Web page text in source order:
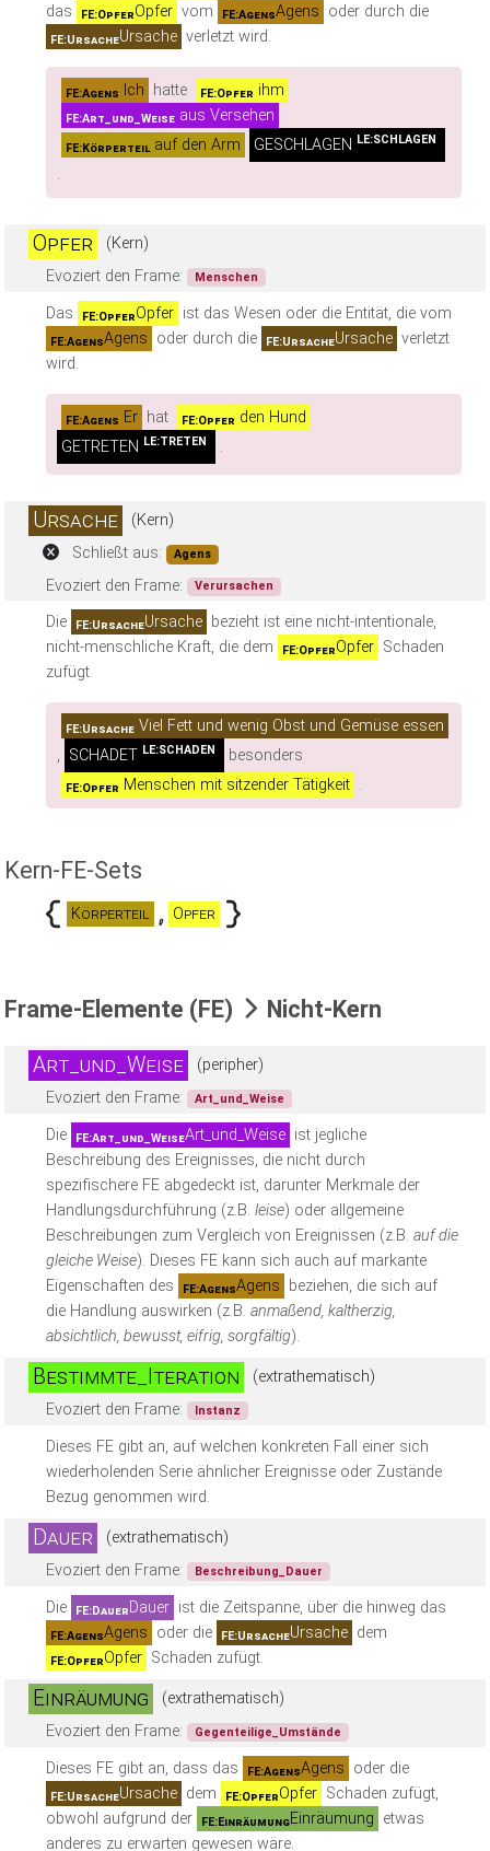
das
FE:OpferOpfer vom FE:AgensAgens oder durch die
FE:UrsacheUrsache verletzt wird.
FE:Agens Ich hatte FE:Opfer ihm
FE:Art_und_Weise aus Versehen
FE:Körperteil auf den Arm GESCHLAGEN LE:SCHLAGEN
.
Opfer
(Kern)
Evoziert den Frame:
Menschen
Das FE:OpferOpfer ist das Wesen oder die Entität, die vom
FE:AgensAgens oder durch die FE:UrsacheUrsache verletzt
wird.
FE:Agens Er hat FE:Opfer den Hund
GETRETEN
LE:TRETEN .
Ursache
(Kern)
Schließt aus:
Agens
Evoziert den Frame: Verursachen
Die FE:UrsacheUrsache bezieht ist eine nicht-intentionale,
nicht-menschliche Kraft, die dem
FE:OpferOpfer Schaden
zufügt.
FE:Ursache Viel Fett und wenig Obst und Gemüse essen
, SCHADET LE:SCHADEN besonders
FE:Opfer Menschen mit sitzender Tätigkeit .
Kern-FE-Sets
Körperteil Opfer
Frame-Elemente (FE) Nicht-Kern
Art_und_Weise
(peripher)
Evoziert den Frame:
Art_und_Weise
Die FE:Art_und_WeiseArt_und_Weise ist jegliche
Beschreibung des Ereignisses, die nicht durch
spezifischere FE abgedeckt ist, darunter Merkmale der
Handlungsdurchführung (z.B.leise) oder allgemeine
Beschreibungen zum Vergleich von Ereignissen (z.B.auf die
gleiche Weise). Dieses FE kann sich auch auf markante
Eigenschaften des
FE:AgensAgens
beziehen, die sich auf
die Handlung auswirken (z.B.anmaßend, kaltherzig,
absichtlich, bewusst, eifrig, sorgfältig).
Bestimmte_Iteration
(extrathematisch)
Evoziert den Frame:
Instanz
Dieses FE gibt an, auf welchen konkreten Fall einer sich
wiederholenden Serie ähnlicher Ereignisse oder Zustände
Bezug genommen wird.
Dauer
(extrathematisch)
Evoziert den Frame:
Beschreibung_Dauer
Die FE:Dauer Dauer ist die Zeitspanne, über die hinweg das
FE:AgensAgens oder die FE:UrsacheUrsache dem
FE:OpferOpfer Schaden zufügt.
Einräumung
(extrathematisch)
Evoziert den Frame:
Gegenteilige_Umstände
Dieses FE gibt an, dass das FE:AgensAgens oder die
FE:UrsacheUrsache dem FE:OpferOpfer Schaden zufügt,
obwohl aufgrund der
FE:EinräumungEinräumung etwas
anderes zu erwarten gewesen wäre.